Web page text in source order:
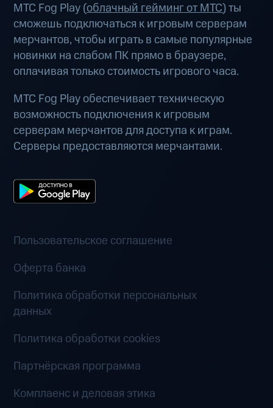
МТС Fog Play (облачный гейминг от МТС) ты
сможешь подключаться к игровым серверам
мерчантов, чтобы играть в самые популярные
новинки на слабом ПК прямо в браузере,
оплачивая только стоимость игрового часа.
МТС Fog Play обеспечивает техническую
возможность подключения к игровым
серверам мерчантов для доступа к играм.
Серверы предоставляются мерчантами.
Пользовательское соглашение
Оферта банка
Политика обработки персональных
данных
Политика обработки cookies
Партнёрская программа
Комплаенс и деловая этика